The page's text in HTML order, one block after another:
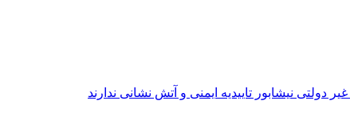
نیشابور تاییدیه ایمنی و آتش نشانی ندارند